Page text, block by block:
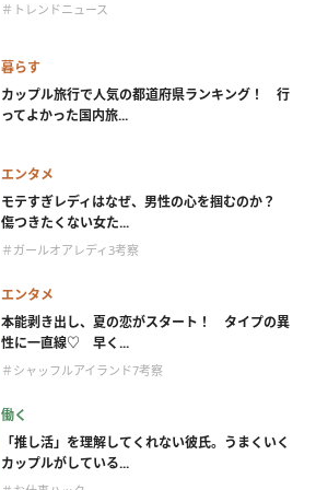
＃トレンドニュース
暮らす
カップル旅行で人気の都道府県ランキング！ 行
ってよかった国内旅...
エンタメ
モテすぎレディはなぜ、男性の心を掴むのか？
傷つきたくない女た...
＃ガールオアレディ3考察
エンタメ
本能剥き出し、夏の恋がスタート！ タイプの異
性に一直線♡ 早く...
＃シャッフルアイランド7考察
働く
「推し活」を理解してくれない彼氏。うまくいく
カップルがしている...